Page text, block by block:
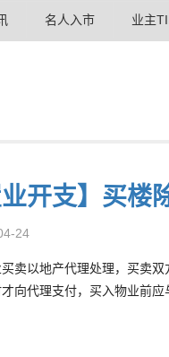
名人入市 业主
业开支】买楼
24
卖以地产代理处理，买卖
向代理支付，买入物业前